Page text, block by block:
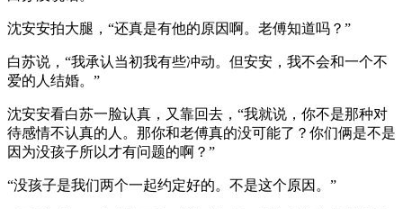
沈安安拍大腿，“还真是有他的原因啊。老傅知道吗？”
白苏说，“我承认当初我有些冲动。但安安，我不会和一个不
爱的人结婚。”
沈安安看白苏一脸认真，又靠回去，“我就说，你不是那种对
待感情不认真的人。那你和老傅真的没可能了？你们俩是不是
因为没孩子所以才有问题的啊？”
“没孩子是我们两个一起约定好的。不是这个原因。”